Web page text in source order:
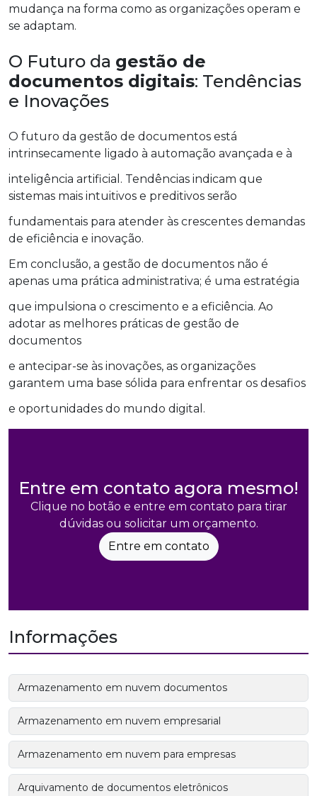
mudança na forma como as organizações operam e
se adaptam.
O Futuro da gestão de
documentos digitais: Tendências
e Inovações
O futuro da gestão de documentos está
intrinsecamente ligado à automação avançada e à
inteligência artificial. Tendências indicam que
sistemas mais intuitivos e preditivos serão
fundamentais para atender às crescentes demandas
de eficiência e inovação.
Em conclusão, a gestão de documentos não é
apenas uma prática administrativa; é uma estratégia
que impulsiona o crescimento e a eficiência. Ao
adotar as melhores práticas de gestão de
documentos
e antecipar-se às inovações, as organizações
garantem uma base sólida para enfrentar os desafios
e oportunidades do mundo digital.
Entre em contato agora mesmo!
Clique no botão e entre em contato para tirar
dúvidas ou solicitar um orçamento.
Entre em contato
Informações
Armazenamento em nuvem documentos
Armazenamento em nuvem empresarial
Armazenamento em nuvem para empresas
Arquivamento de documentos eletrônicos